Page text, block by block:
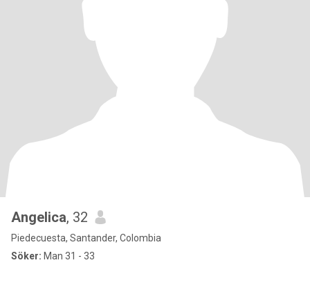
Angelica, 32
Piedecuesta, Santander, Colombia
Söker: Man 31 - 33